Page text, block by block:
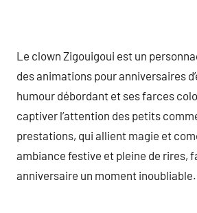
Le clown Zigouigoui est un
des animations pour anniversaires
humour débordant et ses farces
captiver l’attention des petits
prestations, qui allient magie et
ambiance festive et pleine de rires,
anniversaire un moment inoubliable.